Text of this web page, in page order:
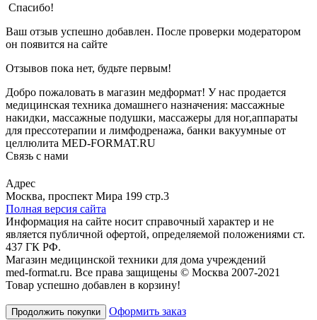
Спасибо!
Ваш отзыв успешно добавлен. После проверки модератором
он появится на сайте
Отзывов пока нет, будьте первым!
Добро пожаловать в магазин медформат! У нас продается
медицинская техника домашнего назначения: массажные
накидки, массажные подушки, массажеры для ног,аппараты
для прессотерапии и лимфодренажа, банки вакуумные от
целлюлита MED-FORMAT.RU
Связь с нами
Адрес
Москва, проспект Мира 199 стр.3
Полная версия сайта
Информация на сайте носит справочный характер и не
является публичной офертой, определяемой положениями ст.
437 ГК РФ.
Магазин медицинской техники для дома учреждений
med-format.ru. Все права защищены © Москва 2007-2021
Товар успешно добавлен в корзину!
Продолжить покупки
Оформить заказ